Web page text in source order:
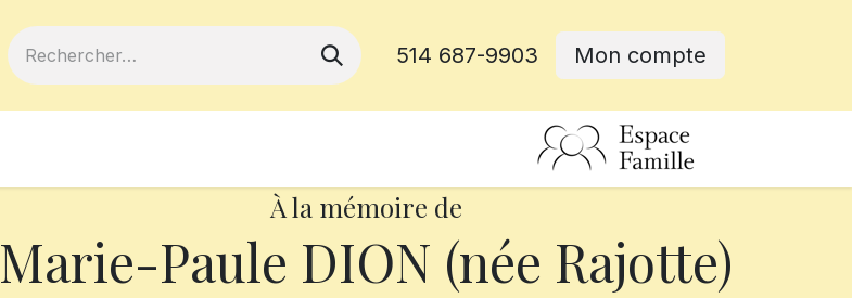
514 687-9903 Mon compte
À la mémoire de
Marie-Paule DION (née Rajotte)